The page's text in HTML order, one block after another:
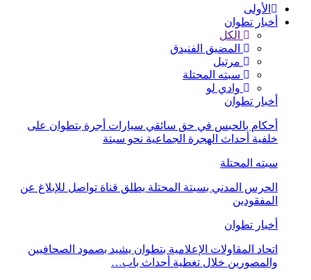
الأولى
أخبار تطوان
الكل
المضيق الفنيدق
مرتيل
سبته المحتلة
وادي لو
أخبار تطوان
أحكام بالحبس في حق سائقي سيارات أجرة بتطوان على
خلفية أحداث الهجرة الجماعية نحو سبتة
سبته المحتلة
الحرس المدني بسبتة المحتلة يطلق قناة تواصل للإبلاغ عن
المفقودين
أخبار تطوان
اتحاد المقاولات الإعلامية بتطوان يشيد بصمود الصحافيين
والمصورين خلال تغطية أحداث باب…